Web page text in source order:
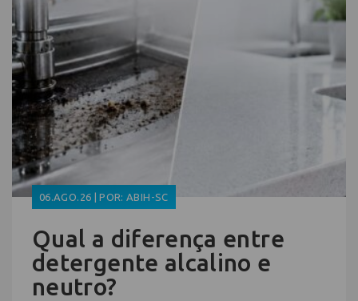
06.AGO.26 | POR: ABIH-SC
Qual a diferença entre
detergente alcalino e
neutro?